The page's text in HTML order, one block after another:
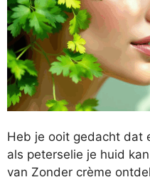
Heb je ooit gedacht dat
als peterselie je huid
van Zonder crème